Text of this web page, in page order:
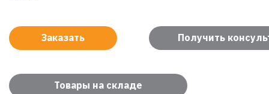
Заказать Получить
Товары на складе